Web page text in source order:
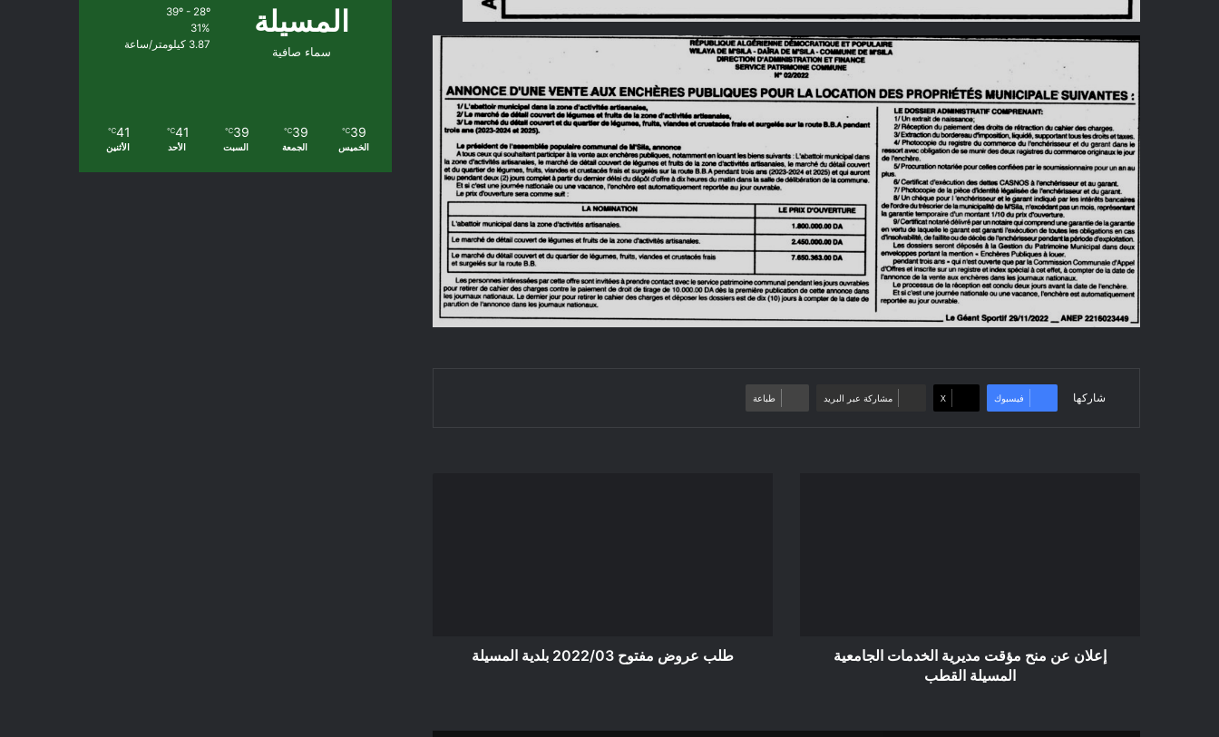
شاركها فيسبوك ‫X مشاركة عبر البريد طباعة
إعلان عن منح مؤقت مديرية الخدمات الجامعية
المسيلة القطب
طلب عروض مفتوح 2022/03 بلدية المسيلة
المسيلة
سماء صافية
39º - 28º
31%
3.87 كيلومتر/ساعة
39
℃
الخميس
39
℃
الجمعة
39
℃
السبت
41
℃
الأحد
41
℃
الأثنين